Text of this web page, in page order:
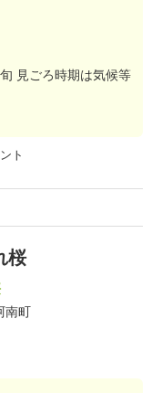
見ごろ時期は気候等
ト
桜
南町